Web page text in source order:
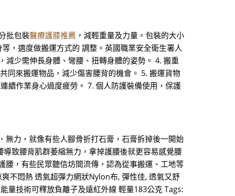
批包裝醫療護膝推薦 ，減輕重量及力量。包裝的大小
，適度做搬運方式的 調整。英國職業安全衛生署人
減少需伸長身體、彎腰、扭轉身體的姿勢。 4. 搬重
同來搬運物品，減少傷害腰背的機會。 5. 搬運貨物
續作業身心過度疲勞。 7. 個人防護裝備使用，保護
力，就像有些人腳骨折打石膏，石膏拆掉後一開始
致腰背肌群萎縮無力，拿掉護腰後就更容易感覺腰
，有些民眾聽信坊間流傳，認為從事搬運、工地等
不悶熱 透氣超彈力網狀Nylon布, 彈性佳, 透氣又舒
量技術可釋放負離子及遠紅外線 輕量183公克 Tags: